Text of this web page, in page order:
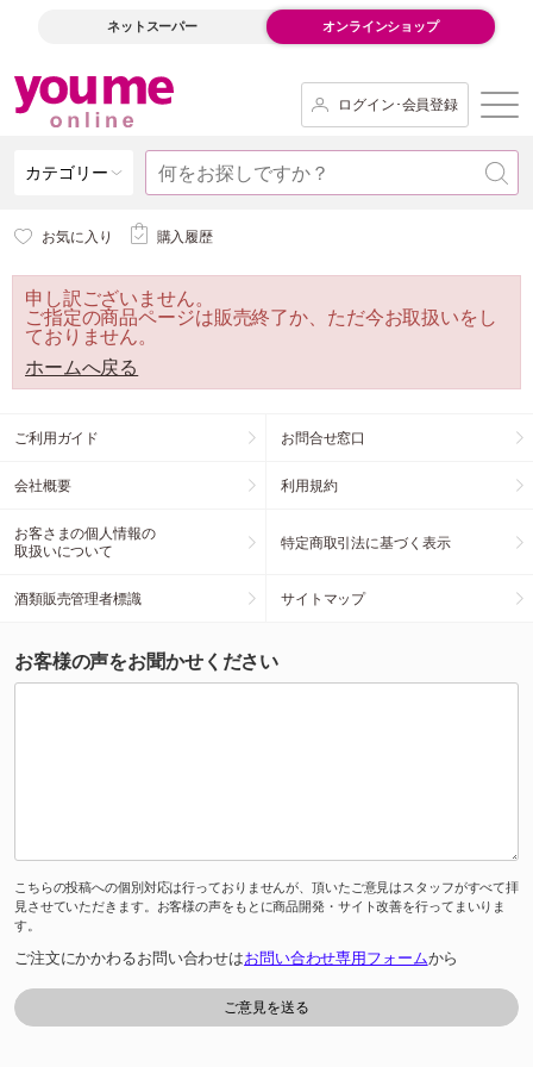
ネットスーパー オンラインショップ
ログイン･会員登録
カテゴリー
お気に入り 購入履歴
申し訳ございません。
ご指定の商品ページは販売終了か、ただ今お取扱いをし
ておりません。
ホームへ戻る
ご利用ガイド お問合せ窓口
会社概要 利用規約
お客さまの個人情報の
取扱いについて
特定商取引法に基づく表示
酒類販売管理者標識 サイトマップ
お客様の声をお聞かせください
こちらの投稿への個別対応は行っておりませんが、頂いたご意見はスタッフがすべて拝
見させていただきます。お客様の声をもとに商品開発・サイト改善を行ってまいりま
す。
ご注文にかかわるお問い合わせはお問い合わせ専用フォームから